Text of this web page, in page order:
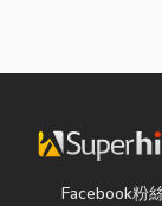
Facebook粉